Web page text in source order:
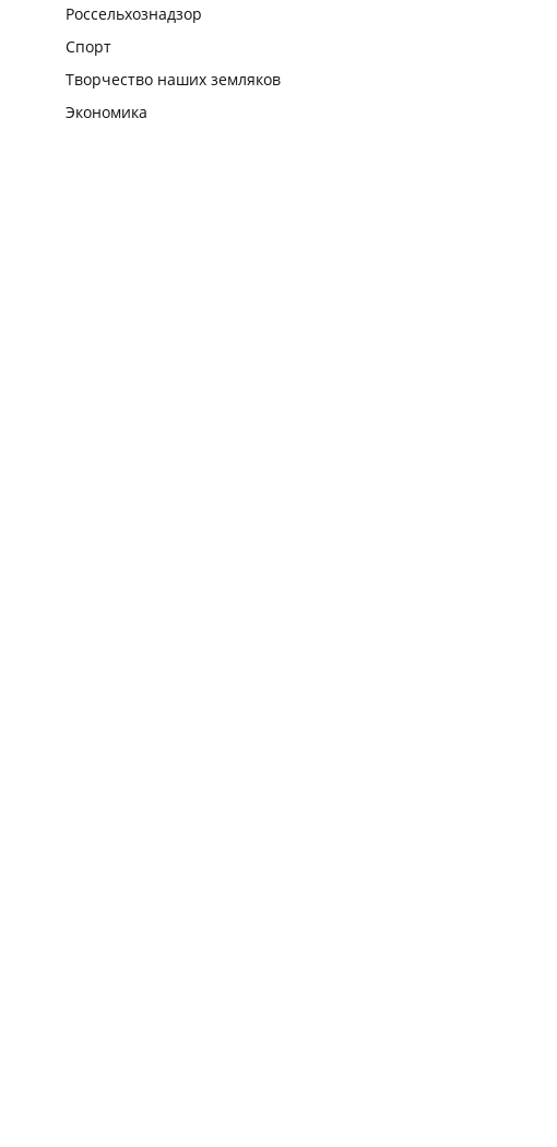
Россельхознадзор
Спорт
Творчество наших земляков
Экономика